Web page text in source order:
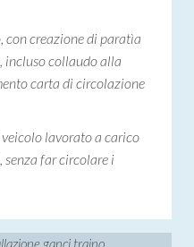
con creazione di paratìa
incluso collaudo alla
carta di circolazione
veicolo lavorato a carico
far circolare i